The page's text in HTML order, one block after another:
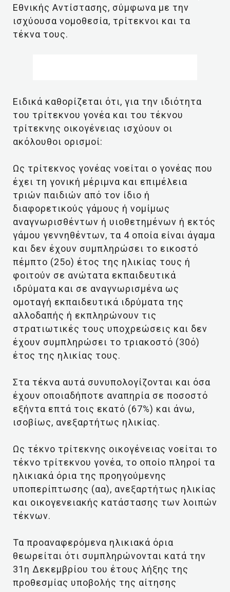
Εθνικής Αντίστασης, σύμφωνα με την
ισχύουσα νομοθεσία, τρίτεκνοι και τα
τέκνα τους.
Ειδικά καθορίζεται ότι, για την ιδιότητα
του τρίτεκνου γονέα και του τέκνου
τρίτεκνης οικογένειας ισχύουν οι
ακόλουθοι ορισμοί:
Ως τρίτεκνος γονέας νοείται ο γονέας που
έχει τη γονική μέριμνα και επιμέλεια
τριών παιδιών από τον ίδιο ή
διαφορετικούς γάμους ή νομίμως
αναγνωρισθέντων ή υιοθετημένων ή εκτός
γάμου γεννηθέντων, τα 4 οποία είναι άγαμα
και δεν έχουν συμπληρώσει το εικοστό
πέμπτο (25ο) έτος της ηλικίας τους ή
φοιτούν σε ανώτατα εκπαιδευτικά
ιδρύματα και σε αναγνωρισμένα ως
ομοταγή εκπαιδευτικά ιδρύματα της
αλλοδαπής ή εκπληρώνουν τις
στρατιωτικές τους υποχρεώσεις και δεν
έχουν συμπληρώσει το τριακοστό (30ό)
έτος της ηλικίας τους.
Στα τέκνα αυτά συνυπολογίζονται και όσα
έχουν οποιαδήποτε αναπηρία σε ποσοστό
εξήντα επτά τοις εκατό (67%) και άνω,
ισοβίως, ανεξαρτήτως ηλικίας.
Ως τέκνο τρίτεκνης οικογένειας νοείται το
τέκνο τρίτεκνου γονέα, το οποίο πληροί τα
ηλικιακά όρια της προηγούμενης
υποπερίπτωσης (αα), ανεξαρτήτως ηλικίας
και οικογενειακής κατάστασης των λοιπών
τέκνων.
Τα προαναφερόμενα ηλικιακά όρια
θεωρείται ότι συμπληρώνονται κατά την
31η Δεκεμβρίου του έτους λήξης της
προθεσμίας υποβολής της αίτησης